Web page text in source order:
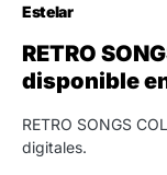
Estelar
RETRO
disponible
RETRO SONGS
digitales.